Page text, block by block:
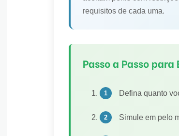
requisitos de cada uma.
Passo a Passo para
Defina quanto
Simule em pelo